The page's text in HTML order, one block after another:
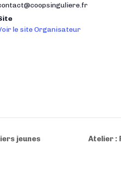
le site Organisateur
jeunes
Atelier :